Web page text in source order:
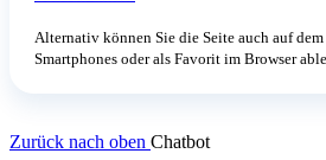
Alternativ können Sie die Seite auch auf dem
Smartphones oder als Favorit im Browser
Zurück nach oben Chatbot